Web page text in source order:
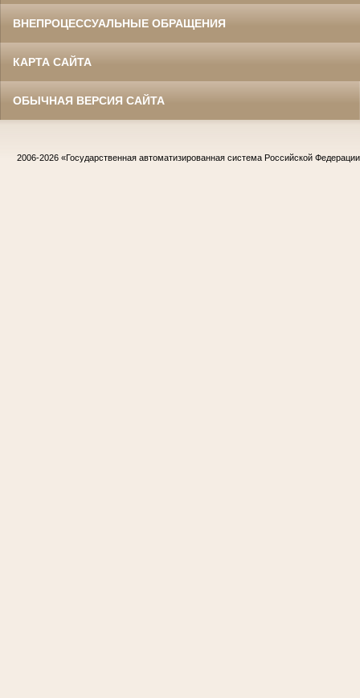
ВНЕПРОЦЕССУАЛЬНЫЕ ОБРАЩЕНИЯ
КАРТА САЙТА
ОБЫЧНАЯ ВЕРСИЯ САЙТА
2006-2026 «Государственная автоматизированная система Российской